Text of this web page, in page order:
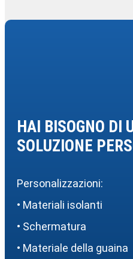
HAI BISOGNO DI
SOLUZIONE
Personalizzazioni:
• Materiali isolanti
• Schermatura
• Materiale della guaina